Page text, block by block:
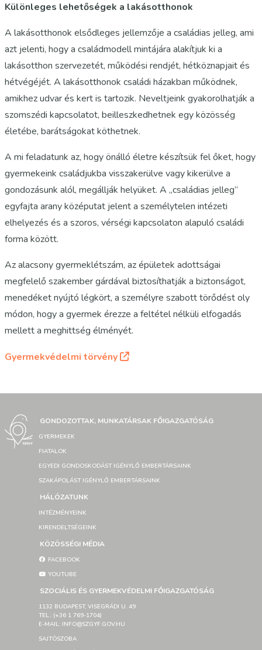
Különleges lehetőségek a lakásotthonok
A lakásotthonok elsődleges jellemzője a családias jelleg, ami
azt jelenti, hogy a családmodell mintájára alakítjuk ki a
lakásotthon szervezetét, működési rendjét, hétköznapjait és
hétvégéjét. A lakásotthonok családi házakban működnek,
amikhez udvar és kert is tartozik. Neveltjeink gyakorolhatják a
szomszédi kapcsolatot, beilleszkedhetnek egy közösség
életébe, barátságokat köthetnek.
A mi feladatunk az, hogy önálló életre készítsük fel őket, hogy
gyermekeink családjukba visszakerülve vagy kikerülve a
gondozásunk alól, megállják helyüket. A „családias jelleg”
egyfajta arany középutat jelent a személytelen intézeti
elhelyezés és a szoros, vérségi kapcsolaton alapuló családi
forma között.
Az alacsony gyermeklétszám, az épületek adottságai
megfelelő szakember gárdával biztosíthatják a biztonságot,
menedéket nyújtó légkört, a személyre szabott törődést oly
módon, hogy a gyermek érezze a feltétel nélküli elfogadás
mellett a meghittség élményét.
Gyermekvédelmi törvény
GONDOZOTTAK, MUNKATÁRSAK FŐIGAZGATÓSÁG
GYERMEKEK
FIATALOK
EGYEDI GONDOSKODÁST IGÉNYLŐ EMBERTÁRSAINK
SZAKÁPOLÁST IGÉNYLŐ EMBERTÁRSAINK
HÁLÓZATUNK
INTÉZMÉNYEINK
KIRENDELTSÉGEINK
KÖZÖSSÉGI MÉDIA
FACEBOOK
YOUTUBE
SZOCIÁLIS ÉS GYERMEKVÉDELMI FŐIGAZGATÓSÁG
1132 BUDAPEST, VISEGRÁDI U. 49
TEL.: (+36 1 769-1704)
E-MAIL: INFO@SZGYF.GOV.HU
SAJTÓSZOBA